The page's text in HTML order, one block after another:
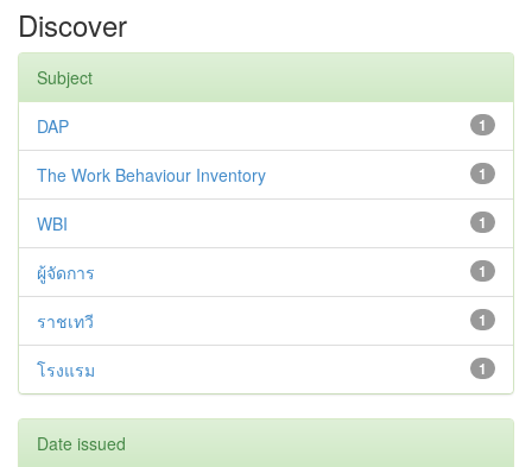
Discover
Subject
1
DAP
1
The Work Behaviour Inventory
1
WBI
1
ผู้จัดการ
1
ราชเทวี
1
โรงแรม
Date issued